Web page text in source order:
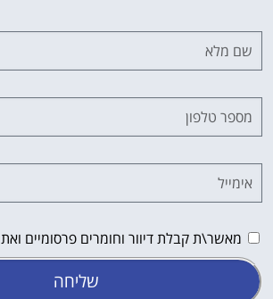
לחצו
מאשר\ת קבלת דיוור וחומרים פרסומיים ואת
שליחה